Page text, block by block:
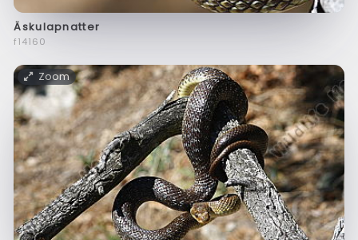
Äskulapnatter
f14160
Zoom